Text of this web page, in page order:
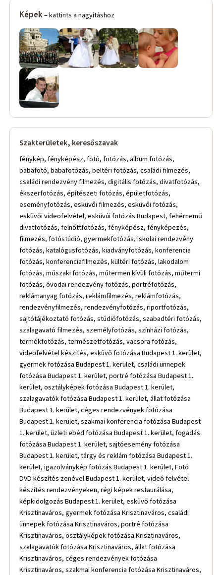
Képek– kattints a nagyításhoz
Szakterületek, keresőszavak
fénykép, fényképész, fotó, fotózás, album fotózás,
babafotó, babafotózás, beltéri fotózás, családi filmezés,
családi rendezvény filmezés, digitális fotózás, divatfotózás,
ékszerfotózás, építészeti fotózás, épületfotózás,
eseményfotózás, esküvői filmezés, esküvői fotózás,
esküvői videofelvétel, esküvúi fotózás Budapest, fehérnemű
divatfotózás, felnőttfotózás, fényképész, fényképezés,
filmezés, fotóstúdió, gyermekfotózás, iskolai rendezvény
fotózás, katalógusfotózás, kiadványfotózás, konferencia
fotózás, konferenciafilmezés, kültéri fotózás, lakodalom
fotózás, műszaki fotózás, műtermen kívüli fotózás, műtermi
fotózás, óvodai rendezvény fotózás, portréfotózás,
reklámanyag fotózás, reklámfilmezés, reklámfotózás,
rendezvényfilmezés, rendezvényfotózás, riportfotózás,
sajtótájékoztató fotózás, stúdiófotózás, szabadtéri fotózás,
szalagavató filmezés, személyfotózás, színházi fotózás,
termékfotózás, természetfotózás, vacsora fotózás,
videofelvétel készítés, esküvő fotózása Budapest 1. kerület,
gyermek fotózása Budapest 1. kerület, családi ünnepek
fotózása Budapest 1. kerület, portré fotózása Budapest 1.
kerület, osztályképek fotózása Budapest 1. kerület,
szalagavatók fotózása Budapest 1. kerület, állat fotózása
Budapest 1. kerület, céges rendezvények fotózása
Budapest 1. kerület, szakmai konferencia fotózása Budapest
1. kerület, üzleti ebéd fotózása Budapest 1. kerület, fogadás
fotózása Budapest 1. kerület, sajtóesemény fotózása
Budapest 1. kerület, tárgy és reklám fotózása Budapest 1.
kerület, igazolványkép fotózás Budapest 1. kerület, Fotó
DVD készítés zenével Budapest 1. kerület, videó felvétel
készítés rendezvényeken, régi képek restaurálása,
képkidolgozás Budapest 1. kerület, esküvő fotózása
Krisztinaváros, gyermek fotózása Krisztinaváros, családi
ünnepek fotózása Krisztinaváros, portré fotózása
Krisztinaváros, osztályképek fotózása Krisztinaváros,
szalagavatók fotózása Krisztinaváros, állat fotózása
Krisztinaváros, céges rendezvények fotózása
Krisztinaváros, szakmai konferencia fotózása Krisztinaváros,